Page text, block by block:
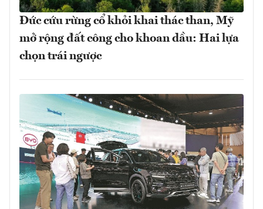
Đức cứu rừng cổ khỏi khai thác than, Mỹ
mở rộng đất công cho khoan dầu: Hai lựa
chọn trái ngược